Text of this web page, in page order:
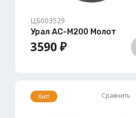
ЦБ003529
Урал АС-М200 Молот
3590 ₽
Хит! Сравнить